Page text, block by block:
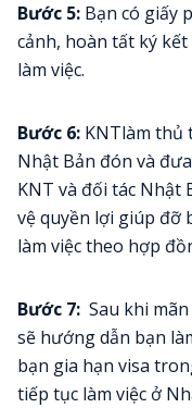
Bước 5: Bạn có giấy
cảnh, hoàn tất ký
làm việc.
Bước 6: KNTlàm thủ
Nhật Bản đón và
KNT và đối tác Nhật
vệ quyền lợi giúp đỡ
làm việc theo hợp
Bước 7: Sau khi
sẽ hướng dẫn bạn
bạn gia hạn visa
tiếp tục làm việc ở